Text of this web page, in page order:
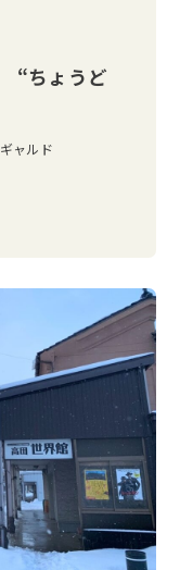
“ちょうど
ャルド